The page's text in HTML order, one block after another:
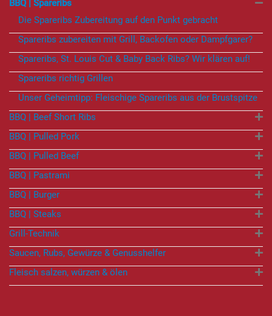
BBQ | Spareribs
Die Spareribs Zubereitung auf den Punkt gebracht
Spareribs zubereiten mit Grill, Backofen oder Dampfgarer?
Spareribs, St. Louis Cut & Baby Back Ribs? Wir klären auf!
Spareribs richtig Grillen
Unser Geheimtipp: Fleischige Spareribs aus der Brustspitze
BBQ | Beef Short Ribs
BBQ | Pulled Pork
BBQ | Pulled Beef
BBQ | Pastrami
BBQ | Burger
BBQ | Steaks
Grill-Technik
Saucen, Rubs, Gewürze & Genusshelfer
Fleisch salzen, würzen & ölen